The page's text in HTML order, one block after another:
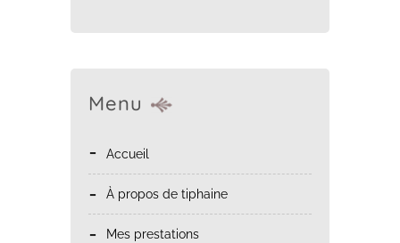
Menu
accueil
à propos de tiphaine
mes prestations